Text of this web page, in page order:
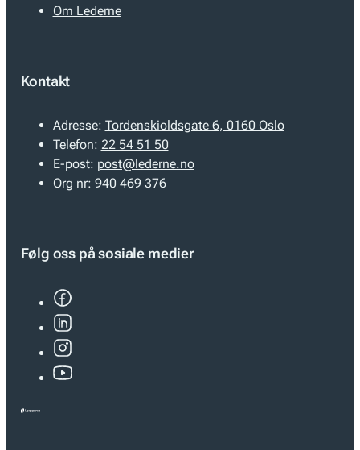
Om Lederne
Kontakt
Adresse: Tordenskioldsgate 6, 0160 Oslo
Telefon: 22 54 51 50
E-post: post@lederne.no
Org nr: 940 469 376
Følg oss på sosiale medier